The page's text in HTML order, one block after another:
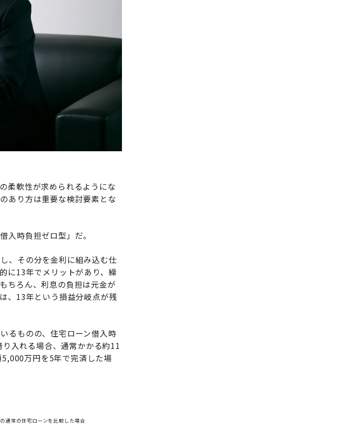
柔軟性が求められるようにな
あり方は重要な検討要素とな
入時負担ゼロ型」だ。
、その分を金利に組み込む仕
に13年でメリットがあり、繰
ちろん、利息の負担は元金が
、13年という損益分岐点が残
るものの、住宅ローン借入時
入れる場合、通常かかる約11
万円を5年で完済した場
通常の住宅ローンを比較した場合